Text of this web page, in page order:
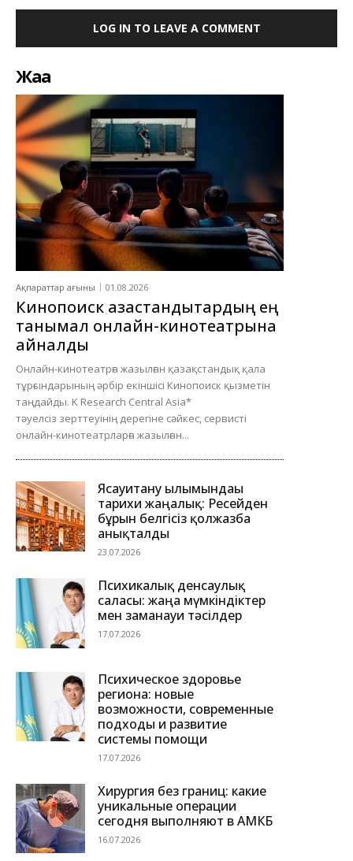
LOG IN TO LEAVE A COMMENT
Жаңа
Ақпараттар ағыны 01.08.2026
Кинопоиск қазақстандықтардың ең
танымал онлайн-кинотеатрына
айналды
Онлайн-кинотеатрға жазылған қазақстандық қала
тұрғындарының әрбір екіншісі Кинопоиск қызметін
таңдайды. K Research Central Asia*
тәуелсіз зерттеуінің дерегіне сәйкес, сервисті
онлайн-кинотеатрларға жазылған...
Ясауитану ғылымындағы
тарихи жаңалық: Ресейден
бұрын белгісіз қолжазба
анықталды
23.07.2026
Психикалық денсаулық
саласы: жаңа мүмкіндіктер
мен заманауи тәсілдер
17.07.2026
Психическое здоровье
региона: новые
возможности, современные
подходы и развитие
системы помощи
17.07.2026
Хирургия без границ: какие
уникальные операции
сегодня выполняют в АМКБ
16.07.2026